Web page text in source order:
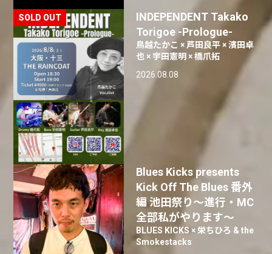
INDEPENDENT Takako
Torigoe -Prologue-
鳥越たかこ × 芦田良平 × 濱田卓
也 × 宇田憲明 × 橋爪拓
2026.08.08
Blues Kicks presents
Kick Off The Blues 番外
編 池田祭り〜進行・MC
全部私がやります〜
BLUES KICKS × 栄ちひろ & the
Smokestacks